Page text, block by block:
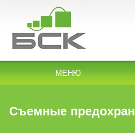
МЕНЮ
Съемные